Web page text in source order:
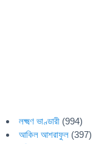
লক্ষ্মণ ভাণ্ডারী (994)
আকিল আশরাফুল (397)